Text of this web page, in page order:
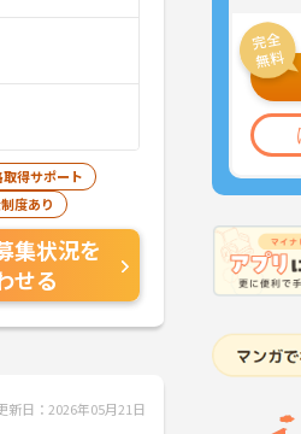
取得サポート
度あり
集状況を
せる
新日：2026年05月21日